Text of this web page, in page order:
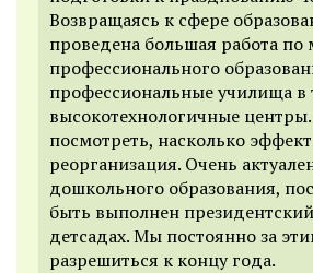
Возвращаясь к сфере
проведена большая работа
профессионального
профессиональные училища
высокотехнологичные
посмотреть, насколько
реорганизация. Очень
дошкольного образования,
быть выполнен
детсадах. Мы постоянно за
разрешиться к концу года.